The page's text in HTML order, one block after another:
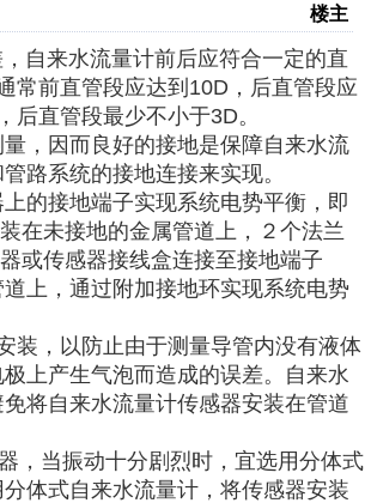
楼主
自来水流量计前后应符合一定的直
常前直管段应达到10D，后直管段应
直管段最少不小于3D。
，因而良好的接地是保障自来水流
路系统的接地连接来实现。
的接地端子实现系统电势平衡，即
在未接地的金属管道上，２个法兰
或传感器接线盒连接至接地端子
上，通过附加接地环实现系统电势
，以防止由于测量导管内没有液体
上产生气泡而造成的误差。自来水
将自来水流量计传感器安装在管道
当振动十分剧烈时，宜选用分体式
体式自来水流量计，将传感器安装